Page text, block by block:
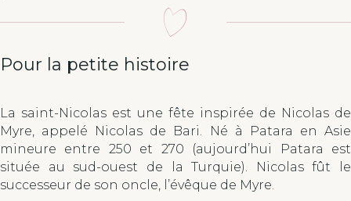
Pour la petite histoire
La saint-Nicolas est une fête inspirée de Nicolas de
Myre, appelé Nicolas de Bari. Né à Patara en Asie
mineure entre 250 et 270 (aujourd’hui Patara est
située au sud-ouest de la Turquie). Nicolas fût le
successeur de son oncle, l’évêque de Myre.